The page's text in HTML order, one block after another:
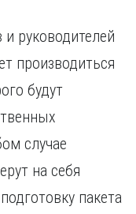
руководителей
производиться
будут
случае
на себя
пакета